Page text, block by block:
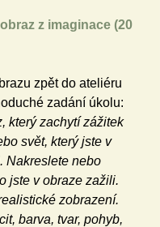
z imaginace (20
zpět do ateliéru
zadání úkolu:
který zachytí zážitek
svět, který jste v
Nakreslete nebo
jste v obraze zažili.
zobrazení.
barva, tvar, pohyb,